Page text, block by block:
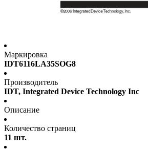
Маркировка
IDT6116LA35SOG8
Производитель
IDT, Integrated Device Technology Inc
Описание
Количество страниц
11 шт.